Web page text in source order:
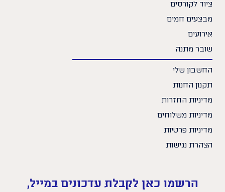
ציוד לקורסים
מבצעים חמים
אירועים
שובר מתנה
החשבון שלי
תקנון החנות
מדיניות החזרות
מדיניות משלוחים
מדיניות פרטיות
הצהרת נגישות
הרשמו כאן לקבלת עדכונים במייל,